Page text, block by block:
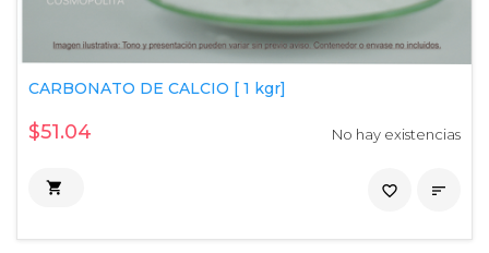
CARBONATO DE CALCIO [ 1 kgr]
$51.04 No hay existencias
 
favorite_border